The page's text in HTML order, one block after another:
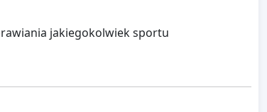
jakiegokolwiek sportu